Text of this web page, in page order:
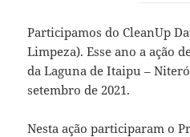
Participamos do CleanUp
Limpeza). Esse ano a ação
da Laguna de Itaipu –
setembro de 2021.
Nesta ação participaram o